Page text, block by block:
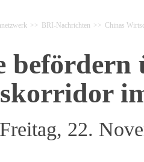
>> BRI-Nachrichten >> Chinas
befördern
Freitag, 22.